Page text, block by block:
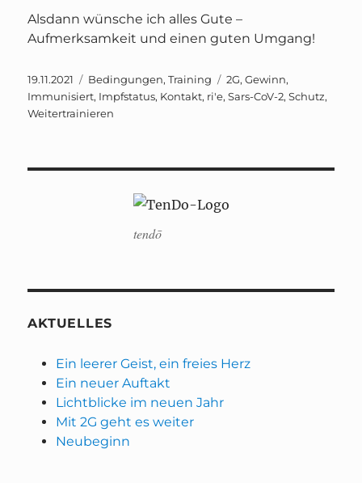
Alsdann wünsche ich alles Gute –
Aufmerksamkeit und einen guten Umgang!
Veröffentlicht
am
19.11.2021 Kategorien
Bedingungen,Training Schlagwörter
2G,Gewinn,
Immunisiert, Impfstatus, Kontakt, ri'e,Sars-CoV-2,Schutz,
Weitertrainieren
tendō
AKTUELLES
Ein leerer Geist, ein freies Herz
Ein neuer Auftakt
Lichtblicke im neuen Jahr
Mit 2G geht es weiter
Neubeginn